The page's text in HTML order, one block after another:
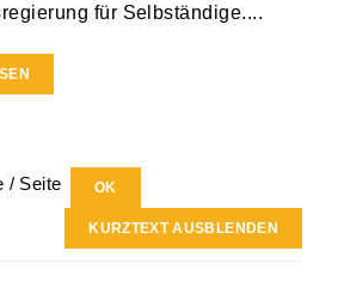
für Selbständige....
/ Seite
KURZTEXT AUSBLENDEN